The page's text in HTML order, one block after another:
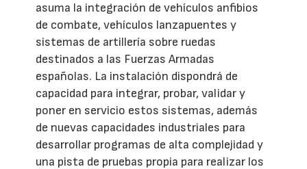
asuma la integración de vehículos anfibios
de combate, vehículos lanzapuentes y
sistemas de artillería sobre ruedas
destinados a las Fuerzas Armadas
españolas. La instalación dispondrá de
capacidad para integrar, probar, validar y
poner en servicio estos sistemas, además
de nuevas capacidades industriales para
desarrollar programas de alta complejidad y
una pista de pruebas propia para realizar los